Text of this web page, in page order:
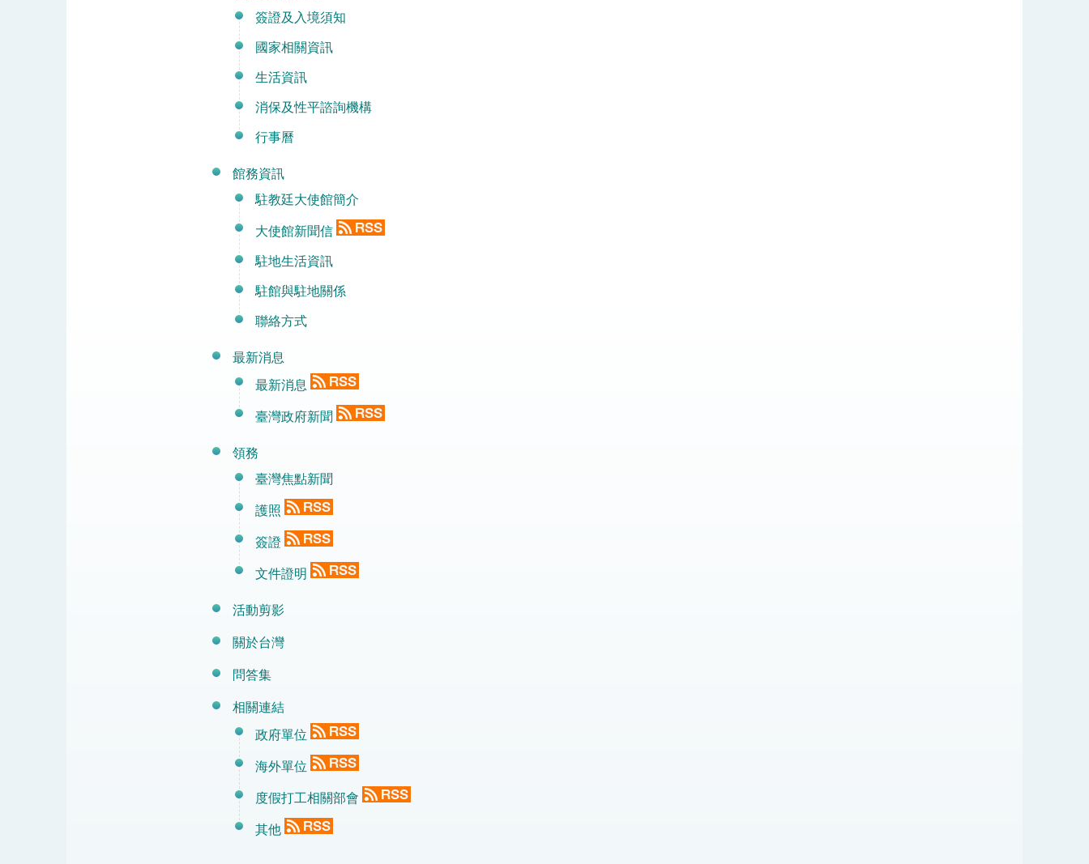
臺美經貿談判獲階段性成果 卓揆期勉爭取時間完成「臺美對等貿易協定」簽署
卓揆：臺美關稅談判階段性結果有助臺灣取得有利戰略地位 全力支持「臺美對等貿易協定」簽署
外交部與數位發展部攜手合作，整合台灣雄厚數位實力，達成固邦榮邦目標
外交部長林佳龍主持第35次「參與亞太經濟合作策略小組」跨部會會議
民調顯示多數國人滿意政府外交表現，高度支持「總合外交」與台歐美日關係深化
總統主持「守護民主台灣國安行動方案」記者會 強調以實力守護台海和平 以決心掌握國家命運
變局中 奮起的新臺灣 總統發表國慶演說
總統發表執政周年談話 盼面對未來挑戰 堅持團結 迎風轉型 穩健前行
總統重要談話
我國政府將在美國亞利桑納州設立「駐鳳凰城辦事處」，進一步深化台美交流合作
簽證及入境須知
國家相關資訊
生活資訊
消保及性平諮詢機構
行事曆
館務資訊
駐教廷大使館簡介
大使館新聞信
駐地生活資訊
駐館與駐地關係
聯絡方式
最新消息
最新消息
臺灣政府新聞
領務
臺灣焦點新聞
護照
簽證
文件證明
活動剪影
關於台灣
問答集
相關連結
政府單位
海外單位
度假打工相關部會
其他